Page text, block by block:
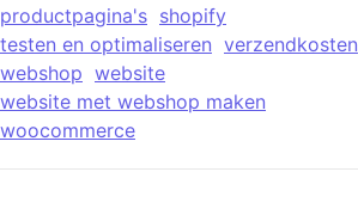
productpagina's shopify
testen en optimaliseren verzendkosten
webshop website
website met webshop maken
woocommerce